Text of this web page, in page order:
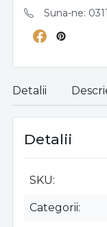
Suna-ne:
Detalii
Detalii
SKU
Categorii